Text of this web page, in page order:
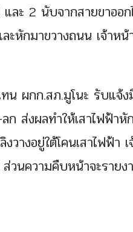
และ 2 นับจากสายขาออ
ะหักมาขวางถนน เจ้าหน้
น ผกก.สภ.มูโนะ รับแจ้ง
ก ส่งผลทำให้เสาไฟฟ้าหั
างอยู่ใต้โคนเสาไฟฟ้า เ
วนความคืบหน้าจะรายง